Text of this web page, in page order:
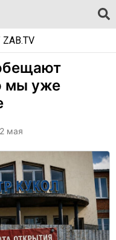
ZAB.TV
мы уже
мая